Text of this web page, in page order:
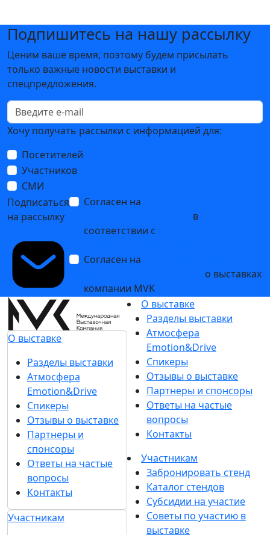
Подпишитесь на нашу рассылку
Ценим ваше время, поэтому будем присылать
только важные новости выставки и
спецпредложения.
Хочу получать рассылки с информацией для:
Посетителей
Участников
СМИ
Подписаться
на рассылку
Согласен на
в
соответствии с
Согласен на
о выставках
компании MVK
О выставке
Разделы выставки
Атмосфера
Emotion&Drive
Спикеры
Отзывы о выставке
Партнеры и
спонсоры
Ответы на частые
вопросы
Контакты
Участникам
О выставке
Разделы выставки
Атмосфера
Emotion&Drive
Спикеры
Отзывы о выставке
Партнеры и спонсоры
Ответы на частые
вопросы
Контакты
Участникам
Забронировать стенд
Каталог стендов
Субсидии на участие
Советы по участию в
выставке